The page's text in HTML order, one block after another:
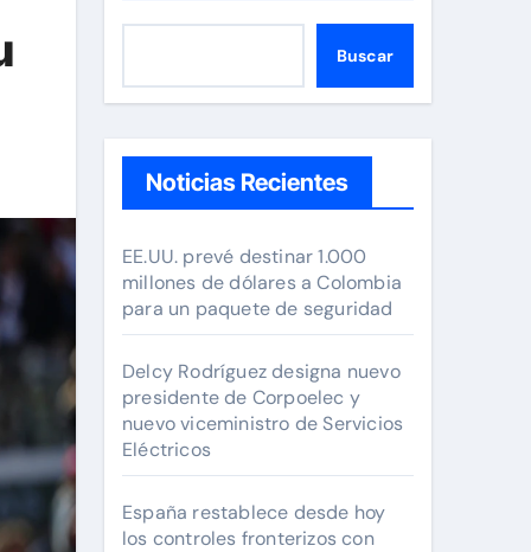
Buscar
Noticias Recientes
EE.UU. prevé destinar 1.000
millones de dólares a Colombia
para un paquete de seguridad
Delcy Rodríguez designa nuevo
presidente de Corpoelec y
nuevo viceministro de Servicios
Eléctricos
España restablece desde hoy
los controles fronterizos con